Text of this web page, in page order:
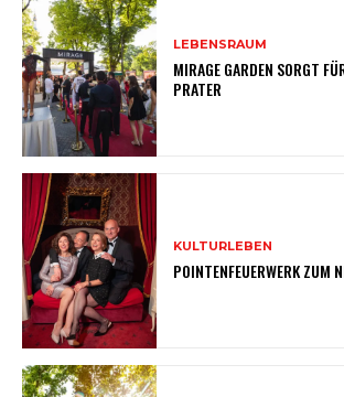
LEBENSRAUM
MIRAGE GARDEN SORGT
PRATER
KULTURLEBEN
POINTENFEUERWERK ZUM